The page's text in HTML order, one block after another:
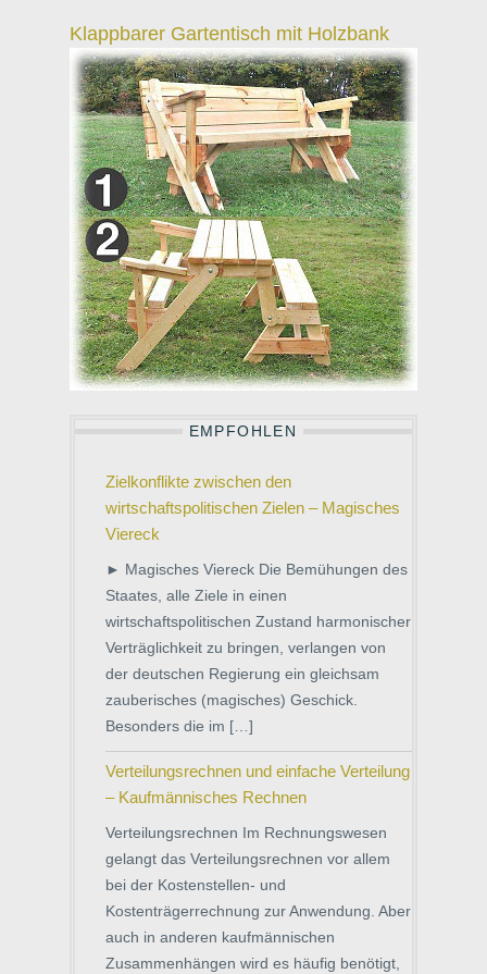
Klappbarer Gartentisch mit Holzbank
EMPFOHLEN
Zielkonflikte zwischen den
wirtschaftspolitischen Zielen – Magisches
Viereck
► Magisches Viereck Die Bemühungen des
Staates, alle Ziele in einen
wirtschaftspolitischen Zustand harmonischer
Verträglichkeit zu bringen, verlangen von
der deutschen Regierung ein gleichsam
zauberisches (magisches) Geschick.
Besonders die im […]
Verteilungsrechnen und einfache Verteilung
– Kaufmännisches Rechnen
Verteilungsrechnen Im Rechnungswesen
gelangt das Verteilungsrechnen vor allem
bei der Kostenstellen- und
Kostenträgerrechnung zur Anwendung. Aber
auch in anderen kaufmännischen
Zusammenhängen wird es häufig benötigt,